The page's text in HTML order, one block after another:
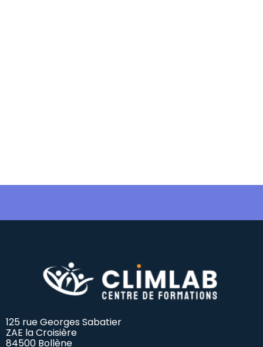
125 rue Georges Sabatier
ZAE la Croisière
84500 Bollène